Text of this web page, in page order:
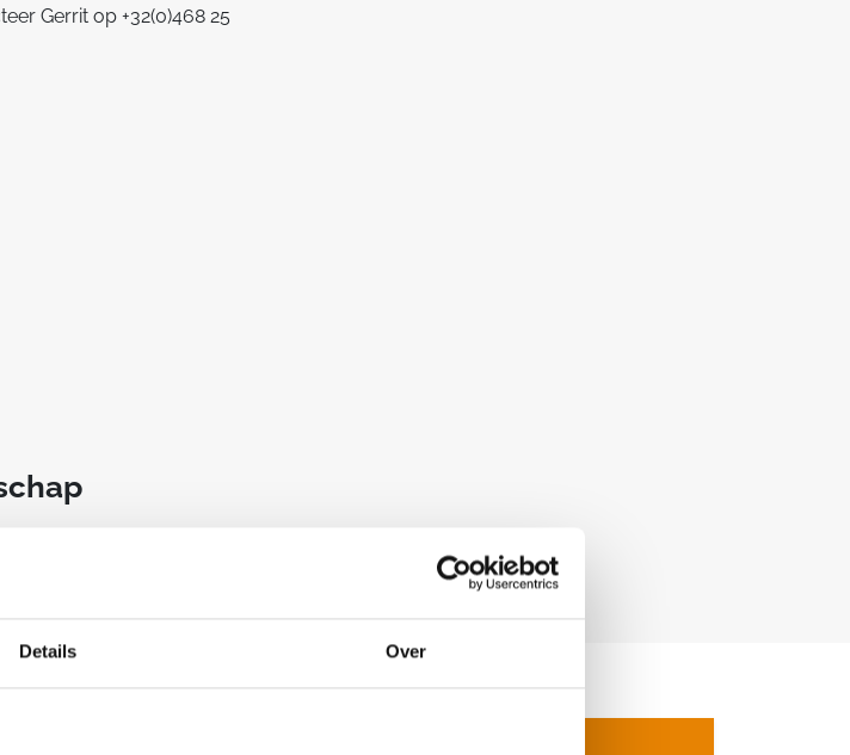
Details Over
Gerrit op +32(0)468 25